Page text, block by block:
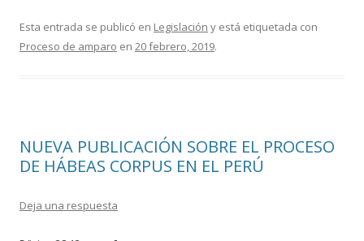
e
b
k
itt
er
m
p
r
Esta entrada se publicó en Legislación y está etiquetada con
Proceso de amparo en 20 febrero, 2019.
NUEVA PUBLICACIÓN SOBRE EL PROCESO
DE HÁBEAS CORPUS EN EL PERÚ
Deja una respuesta